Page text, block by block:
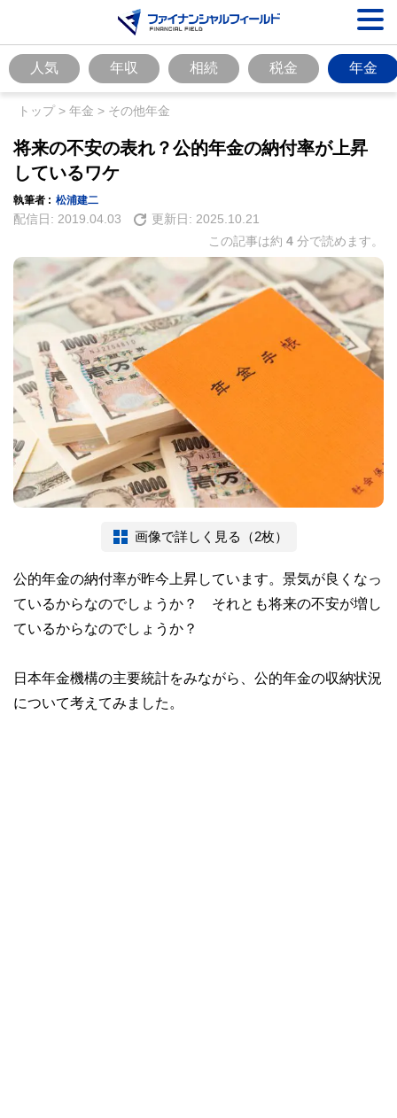
人気 年収 相続 税金 年金
トップ> 年金 > その他年金
将来の不安の表れ？公的年金の納付率が上昇
しているワケ
執筆者 : 松浦建二
配信日: 2019.04.03 更新日: 2025.10.21
この記事は約 4 分で読めます。
画像で詳しく見る（2枚）
公的年金の納付率が昨今上昇しています。景気が良くなっ
ているからなのでしょうか？ それとも将来の不安が増し
ているからなのでしょうか？
日本年金機構の主要統計をみながら、公的年金の収納状況
について考えてみました。